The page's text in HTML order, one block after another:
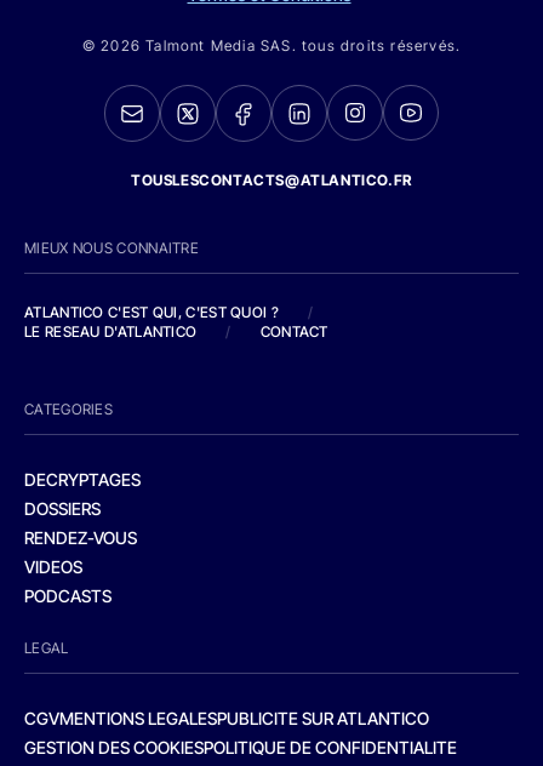
© 2026 Talmont Media SAS. tous droits réservés.
TOUSLESCONTACTS@ATLANTICO.FR
MIEUX NOUS CONNAITRE
ATLANTICO C'EST QUI, C'EST QUOI ?
/
LE RESEAU D'ATLANTICO
/ CONTACT
CATEGORIES
DECRYPTAGES
DOSSIERS
RENDEZ-VOUS
VIDEOS
PODCASTS
LEGAL
CGVMENTIONS LEGALESPUBLICITE SUR ATLANTICO
GESTION DES COOKIESPOLITIQUE DE CONFIDENTIALITE